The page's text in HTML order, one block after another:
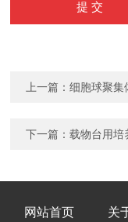
上一篇：细胞球聚集
下一篇：载物台用培
网站首页 关